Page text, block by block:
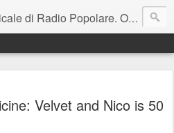
Popolare. Ogni domenica dalle 16.30 alle 17.30
Velvet and Nico is 50